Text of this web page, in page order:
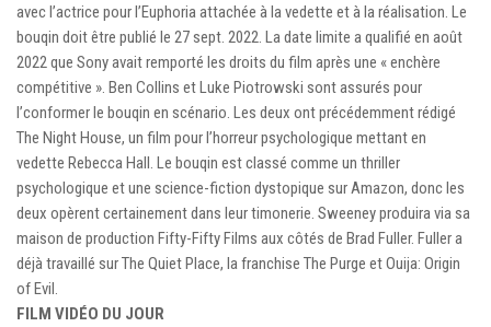
avec l’actrice pour l’Euphoria attachée à la vedette et à la réalisation. Le
bouqin doit être publié le 27 sept. 2022. La date limite a qualifié en août
2022 que Sony avait remporté les droits du film après une « enchère
compétitive ». Ben Collins et Luke Piotrowski sont assurés pour
l’conformer le bouqin en scénario. Les deux ont précédemment rédigé
The Night House, un film pour l’horreur psychologique mettant en
vedette Rebecca Hall. Le bouqin est classé comme un thriller
psychologique et une science-fiction dystopique sur Amazon, donc les
deux opèrent certainement dans leur timonerie. Sweeney produira via sa
maison de production Fifty-Fifty Films aux côtés de Brad Fuller. Fuller a
déjà travaillé sur The Quiet Place, la franchise The Purge et Ouija: Origin
of Evil.
FILM VIDÉO DU JOUR